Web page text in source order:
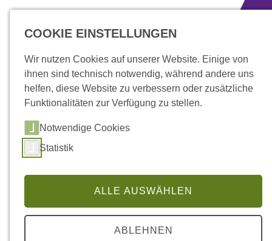
zum Inhalt springen
COOKIE EINSTELLUNGEN
Wir nutzen Cookies auf unserer Website. Einige von
ihnen sind technisch notwendig, während andere uns
helfen, diese Website zu verbessern oder zusätzliche
Funktionalitäten zur Verfügung zu stellen.
Notwendige Cookies
Statistik
ALLE AUSWÄHLEN
ABLEHNEN